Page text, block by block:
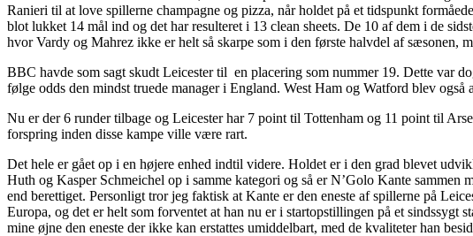
Ranieri til at love spillerne champagne og pizza, når holdet på et tidspunkt
blot lukket 14 mål ind og det har resulteret i 13 clean sheets. De 10 af dem i de
hvor Vardy og Mahrez ikke er helt så skarpe som i den første halvdel af sæsonen,
BBC havde som sagt skudt Leicester til en placering som nummer 19. Dette var
følge odds den mindst truede manager i England. West Ham og Watford blev
Nu er der 6 runder tilbage og Leicester har 7 point til Tottenham og 11 point til
forspring inden disse kampe ville være rart.
Det hele er gået op i en højere enhed indtil videre. Holdet er i den grad blevet
Huth og Kasper Schmeichel op i samme kategori og så er N’Golo Kante
end berettiget. Personligt tror jeg faktisk at Kante er den eneste af spillerne på
Europa, og det er helt som forventet at han nu er i startopstillingen på et
mine øjne den eneste der ikke kan erstattes umiddelbart, med de kvaliteter han